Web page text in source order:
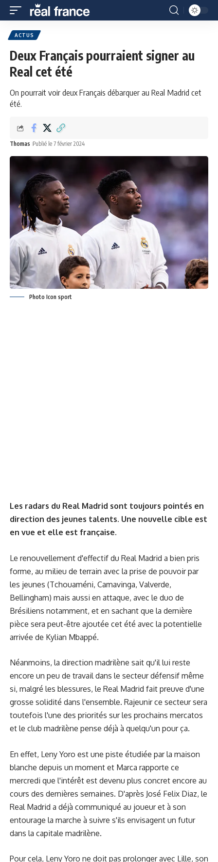
ACTUS
Deux Français pourraient signer au
Real cet été
On pourrait voir deux Français débarquer au Real Madrid cet
été.
Thomas Publié le 7 février 2024
Photo Icon sport
Les radars du Real Madrid sont toujours pointés en
direction des jeunes talents. Une nouvelle cible est
en vue et elle est française.
Le renouvellement d'effectif du Real Madrid a bien pris
forme, au milieu de terrain avec la prise de pouvoir par
les jeunes (Tchouaméni, Camavinga, Valverde,
Bellingham) mais aussi en attaque, avec le duo de
Brésiliens notamment, et en sachant que la dernière
pièce sera peut-être ajoutée cet été avec la potentielle
arrivée de Kylian Mbappé.
Néanmoins, la direction madrilène sait qu'il lui reste
encore un peu de travail dans le secteur défensif même
si, malgré les blessures, le Real Madrid fait preuve d'une
grosse solidité dans l'ensemble. Rajeunir ce secteur sera
toutefois l'une des priorités sur les prochains mercatos
et le club madrilène pense déjà à quelqu'un pour ça.
En effet, Leny Yoro est une piste étudiée par la maison
blanche depuis un moment et Marca rapporte ce
mercredi que l'intérêt est devenu plus concret encore au
cours des dernières semaines. D'après José Felix Diaz, le
Real Madrid a déjà communiqué au joueur et à son
entourage la marche à suivre s'ils envisagent un futur
dans la capitale madrilène.
Pour cela, Leny Yoro ne doit pas prolonger avec Lille, son